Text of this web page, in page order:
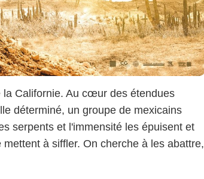
la Californie. Au cœur des étendues
déterminé, un groupe de mexicains
serpents et l'immensité les épuisent et
à siffler. On cherche à les abattre,